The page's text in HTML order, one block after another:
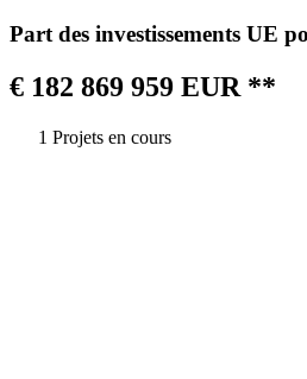
Part des investissements UE
€ 182 869 959 EUR **
1 Projets en cours